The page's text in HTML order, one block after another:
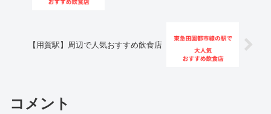
【用賀駅】周辺で人気おすすめ飲食店
コメント